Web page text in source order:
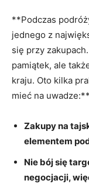
**Podczas
jednego z
się przy
pamiątek,‍ ale
kraju. Oto kilka
mieć na uwadze:**
Zakupy na
elementem
Nie bój się
‍negocjacji,​